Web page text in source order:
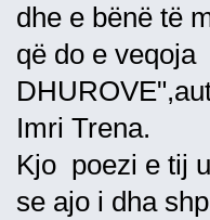
dhe e bënë të
që do e veqoja
Imri Trena.
Kjo poezi e tij
se ajo i dha